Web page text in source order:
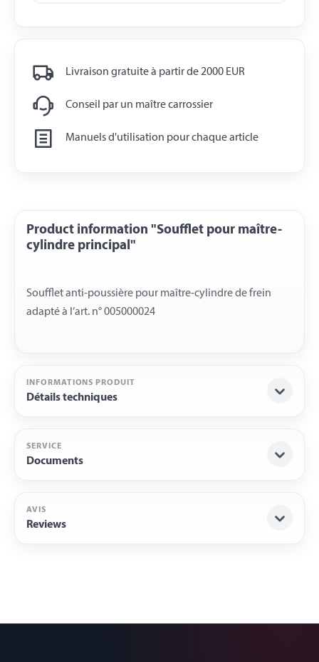
Livraison gratuite à partir de 2000 EUR
Conseil par un maître carrossier
Manuels d'utilisation pour chaque article
Product information "Soufflet pour maître-
cylindre principal"
Soufflet anti-poussière pour maître-cylindre de frein
INFORMATIONS PRODUIT
Détails techniques
SERVICE
Documents
AVIS
Reviews